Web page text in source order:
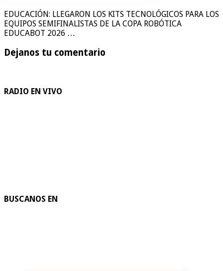
EDUCACIÓN: LLEGARON LOS KITS TECNOLÓGICOS PARA LOS
EQUIPOS SEMIFINALISTAS DE LA COPA ROBÓTICA
EDUCABOT 2026 …
Dejanos tu comentario
RADIO EN VIVO
BUSCANOS EN